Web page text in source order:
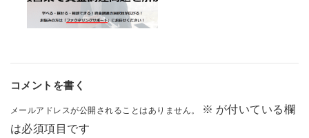
コメントを書く
メールアドレスが公開されることはありません。 ※ が付いている欄
は必須項目です